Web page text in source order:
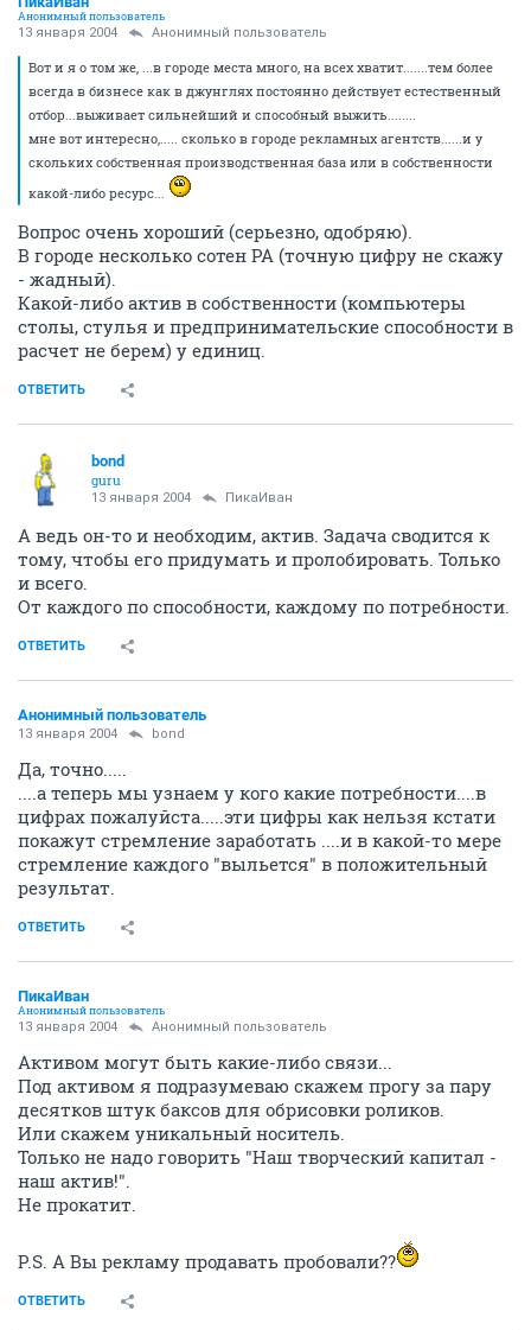
Анонимный пользователь
13 января 2004 Анонимный пользователь
Вот и я о том же, ...в городе места много, на всех хватит.......тем более
всегда в бизнесе как в джунглях постоянно действует естественный
отбор...выживает сильнейший и способный выжить........
мне вот интересно,..... сколько в городе рекламных агентств......и у
скольких собственная производственная база или в собственности
какой-либо ресурс...
Вопрос очень хороший (серьезно, одобряю).
В городе несколько сотен РА (точную цифру не скажу
- жадный).
Какой-либо актив в собственности (компьютеры
столы, стулья и предпринимательские способности в
расчет не берем) у единиц.
ОТВЕТИТЬ
bond
guru
13 января 2004 ПикаИван
А ведь он-то и необходим, актив. Задача сводится к
тому, чтобы его придумать и пролобировать. Только
и всего.
От каждого по способности, каждому по потребности.
ОТВЕТИТЬ
Анонимный пользователь
13 января 2004 bond
Да, точно.....
....а теперь мы узнаем у кого какие потребности....в
цифрах пожалуйста.....эти цифры как нельзя кстати
покажут стремление заработать ....и в какой-то мере
стремление каждого "выльется" в положительный
результат.
ОТВЕТИТЬ
ПикаИван
Анонимный пользователь
13 января 2004 Анонимный пользователь
Активом могут быть какие-либо связи...
Под активом я подразумеваю скажем прогу за пару
десятков штук баксов для обрисовки роликов.
Или скажем уникальный носитель.
Только не надо говорить "Наш творческий капитал -
наш актив!".
Не прокатит.
P.S. А Вы рекламу продавать пробовали??
ОТВЕТИТЬ